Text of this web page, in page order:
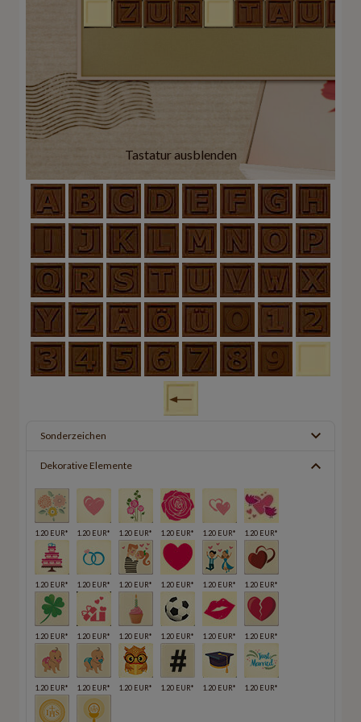
Tastatur ausblenden
Sonderzeichen
Dekorative Elemente
1.20 EUR* 1.20 EUR* 1.20 EUR* 1.20 EUR* 1.20 EUR* 1.20 EUR*
1.20 EUR* 1.20 EUR* 1.20 EUR* 1.20 EUR* 1.20 EUR* 1.20 EUR*
1.20 EUR* 1.20 EUR* 1.20 EUR* 1.20 EUR* 1.20 EUR* 1.20 EUR*
1.20 EUR* 1.20 EUR* 1.20 EUR* 1.20 EUR* 1.20 EUR* 1.20 EUR*